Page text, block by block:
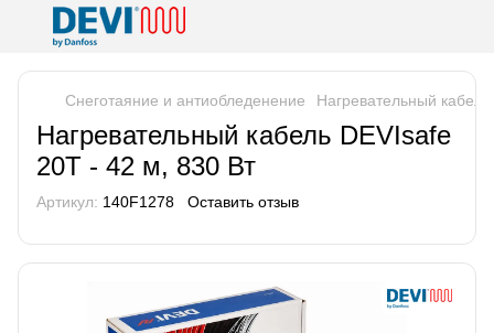
Снеготаяние и антиобледенение Нагревательный
Нагревательный кабель DEVIsafe
20T - 42 м, 830 Вт
Артикул: 140F1278 Оставить отзыв